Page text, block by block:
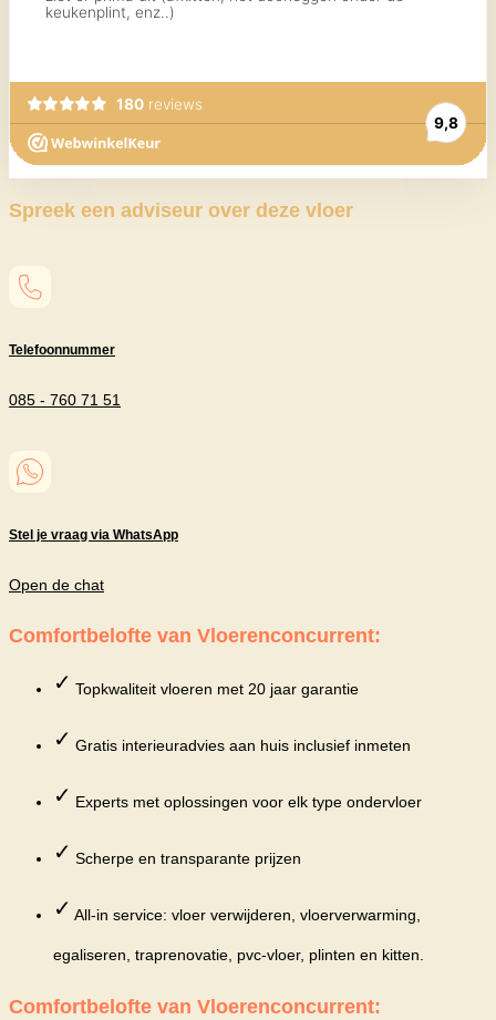
Spreek een adviseur over deze vloer
Telefoonnummer
085 - 760 71 51
Stel je vraag via WhatsApp
Open de chat
Comfortbelofte van Vloerenconcurrent:
✓ Topkwaliteit vloeren met 20 jaar garantie
✓ Gratis interieuradvies aan huis inclusief inmeten
✓ Experts met oplossingen voor elk type ondervloer
✓ Scherpe en transparante prijzen
✓ All-in service: vloer verwijderen, vloerverwarming,
egaliseren, traprenovatie, pvc-vloer, plinten en kitten.
Comfortbelofte van Vloerenconcurrent: